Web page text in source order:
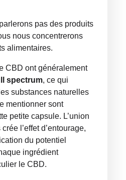
pas des produits
nous concentrerons
alimentaires.
CBD ont généralement
spectrum, ce qui
substances naturelles
mentionner sont
petite capsule. L’union
l’effet d’entourage,
du potentiel
ingrédient
le CBD.